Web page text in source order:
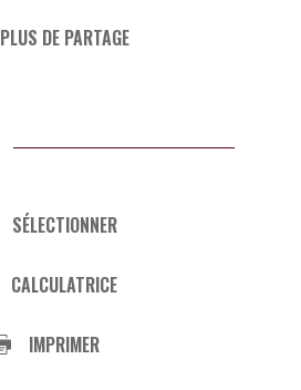
PLUS DE PARTAGE
SÉLECTIONNER
CALCULATRICE
IMPRIMER